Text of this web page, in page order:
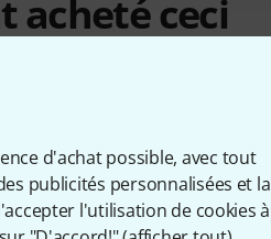
d'achat possible, avec tout
publicités personnalisées et la
l'utilisation de cookies à
acheté ceci